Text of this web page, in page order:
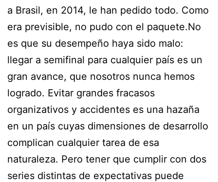
a Brasil, en 2014, le han pedido todo. Como
era previsible, no pudo con el paquete.No
es que su desempeño haya sido malo:
llegar a semifinal para cualquier país es un
gran avance, que nosotros nunca hemos
logrado. Evitar grandes fracasos
organizativos y accidentes es una hazaña
en un país cuyas dimensiones de desarrollo
complican cualquier tarea de esa
naturaleza. Pero tener que cumplir con dos
series distintas de expectativas puede